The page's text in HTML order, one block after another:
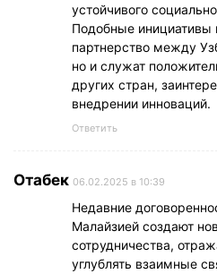
устойчивого
Подобные инициативы
партнерство между
но и служат
других стран,
внедрении инноваций.
Ответить
Отабек 06.02.2025 в 10:39
Недавние
Малайзией создают
сотрудничества,
углублять взаимные